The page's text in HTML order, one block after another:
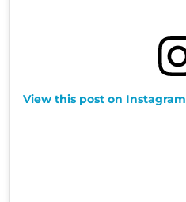
View this post on Instagram